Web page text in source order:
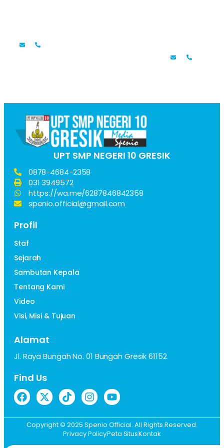
UPT SMP NEGERI 10 GRESIK
0878-4684-2358
031 3949572
https://wa.me/6287846842358
spenio.official@gmail.com
Profil
Staf
Sejarah
Sambutan Kepala
Tentang Kami
Video
Visi, Misi & Tujuan
Alamat
Jl. Raya Bungah No. 01 Bungah Gresik 61152
Find Us
Copyright © 2025 Spenio Official. All Rights Reserved.
Privacy PolicyPeta SitusKontak